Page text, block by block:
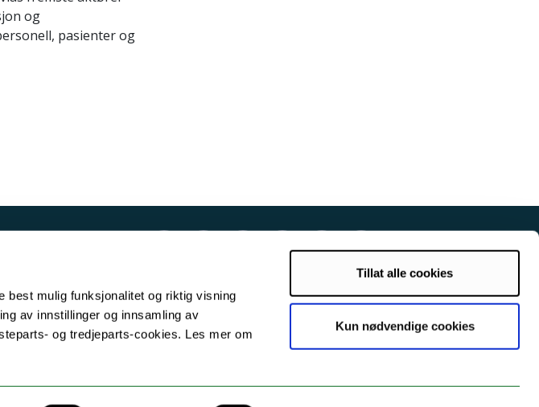
best mulig funksjonalitet og riktig visning
av innstillinger og innsamling av
og tredjeparts-cookies. Les mer om
Tillat alle cookies
Kun nødvendige cookies
og
pasienter og